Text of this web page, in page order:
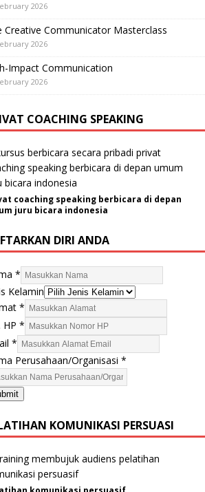
2026
Creative Communicator Masterclass
2026
Impact Communication
2026
COACHING SPEAKING
coaching speaking berbicara di depan
juru bicara indonesia
DIRI ANDA
*
Kelamin
*
HP *
*
Perusahaan/Organisasi *
KOMUNIKASI PERSUASI